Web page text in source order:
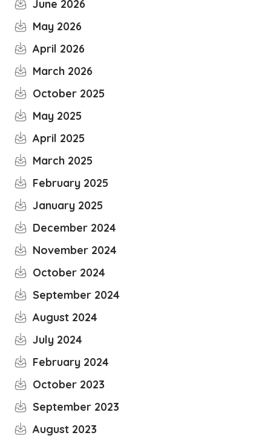
June 2026
May 2026
April 2026
March 2026
October 2025
May 2025
April 2025
March 2025
February 2025
January 2025
December 2024
November 2024
October 2024
September 2024
August 2024
July 2024
February 2024
October 2023
September 2023
August 2023